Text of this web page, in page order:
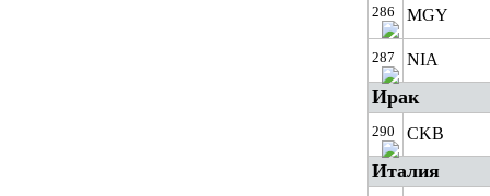
286 MGY
287 NIA
Ирак
290 CKB
Италия